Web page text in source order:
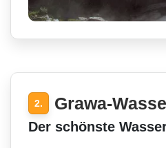
2. Grawa-
Der schönste